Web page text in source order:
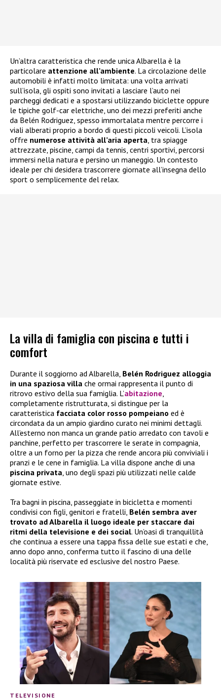
Un’altra caratteristica che rende unica Albarella è la
particolare attenzione all’ambiente. La circolazione delle
automobili è infatti molto limitata: una volta arrivati
sull’isola, gli ospiti sono invitati a lasciare l’auto nei
parcheggi dedicati e a spostarsi utilizzando biciclette oppure
le tipiche golf-car elettriche, uno dei mezzi preferiti anche
da Belén Rodriguez, spesso immortalata mentre percorre i
viali alberati proprio a bordo di questi piccoli veicoli. L’isola
offre numerose attività all’aria aperta, tra spiagge
attrezzate, piscine, campi da tennis, centri sportivi, percorsi
immersi nella natura e persino un maneggio. Un contesto
ideale per chi desidera trascorrere giornate all’insegna dello
sport o semplicemente del relax.
La villa di famiglia con piscina e tutti i
comfort
Durante il soggiorno ad Albarella, Belén Rodriguez alloggia
in una spaziosa villa che ormai rappresenta il punto di
ritrovo estivo della sua famiglia. L’abitazione
completamente ristrutturata, si distingue per la
caratteristica facciata color rosso pompeiano ed è
circondata da un ampio giardino curato nei minimi dettagli.
All’esterno non manca un grande patio arredato con tavoli e
panchine, perfetto per trascorrere le serate in compagnia,
oltre a un forno per la pizza che rende ancora più conviviali i
pranzi e le cene in famiglia. La villa dispone anche di una
piscina privata , uno degli spazi più utilizzati nelle calde
giornate estive.
Tra bagni in piscina, passeggiate in bicicletta e momenti
condivisi con figli, genitori e fratelli, Belén sembra aver
trovato ad Albarella il luogo ideale per staccare dai
ritmi della televisione e dei social. Un’oasi di tranquillità
che continua a essere una tappa fissa delle sue estati e che,
anno dopo anno, conferma tutto il fascino di una delle
località più riservate ed esclusive del nostro Paese.
TELEVISIONE